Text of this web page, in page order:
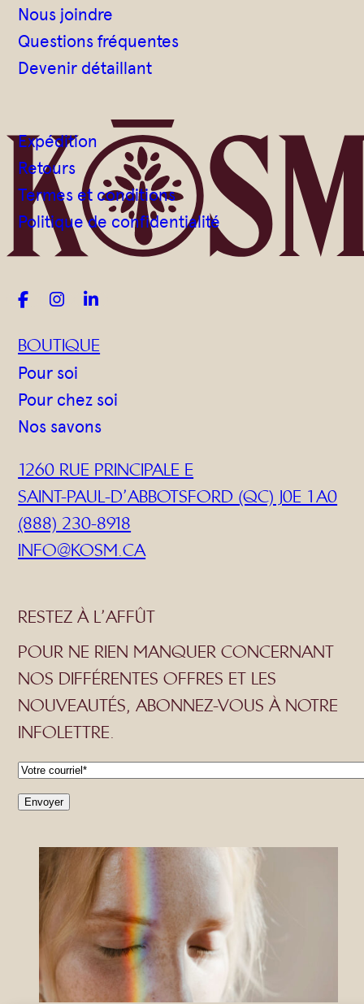
Nous joindre
Questions fréquentes
Devenir détaillant
Expédition
Retours
Termes et conditions
Politique de confidentialité
  
BOUTIQUE
Pour soi
Pour chez soi
Nos savons
1260 RUE PRINCIPALE E
SAINT-PAUL-D’ABBOTSFORD (QC) J0E 1A0
(888) 230-8918
INFO@KOSM.CA
RESTEZ À L’AFFÛT
POUR NE RIEN MANQUER CONCERNANT
NOS DIFFÉRENTES OFFRES ET LES
NOUVEAUTÉS, ABONNEZ-VOUS À NOTRE
INFOLETTRE.
C
oEnvoyer